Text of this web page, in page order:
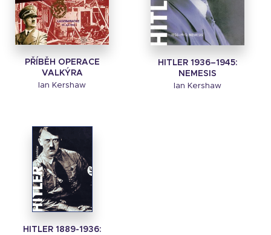
PŘÍBĚH OPERACE
VALKÝRA
Ian Kershaw
HITLER 1936–1945:
NEMESIS
Ian Kershaw
HITLER 1889-1936: